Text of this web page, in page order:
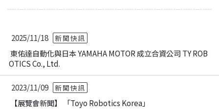
2025/11/18 新聞快訊
東佑達自動化與日本 YAMAHA MOTOR 成立合資公司 TY ROB
OTICS Co., Ltd.
2023/11/09 新聞快訊
【展覽會新聞】 「Toyo Robotics Korea」